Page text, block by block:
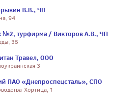
В.В., ЧП
94
№2, турфирма / Викторов А.В., ЧП
35
Травел, ООО
3
ПАО «Днепроспецсталь», СПО
Хортица, 1